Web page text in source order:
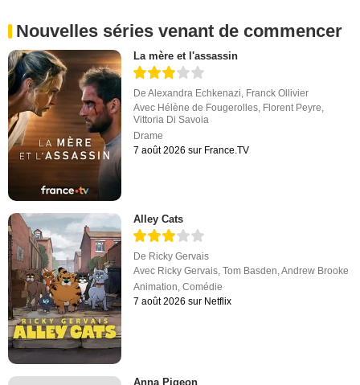
Nouvelles séries venant de commencer
La mère et l'assassin
DeAlexandra Echkenazi Franck Ollivier
Avec Hélène de Fougerolles Florent Peyre
Vittoria Di Savoia
Drame
7 août 2026 sur France.TV
Alley Cats
De Ricky Gervais
Avec Ricky Gervais,Tom Basden,Andrew Brooke
Animation,Comédie
7 août 2026 sur Netflix
Anna Pigeon